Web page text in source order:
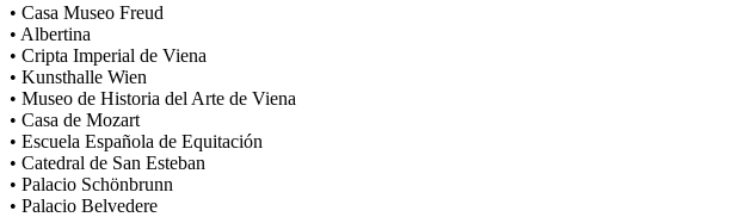
• Casa Museo Freud
• Albertina
• Cripta Imperial de Viena
• Kunsthalle Wien
• Museo de Historia del Arte de Viena
• Casa de Mozart
• Escuela Española de Equitación
• Catedral de San Esteban
• Palacio Schönbrunn
• Palacio Belvedere